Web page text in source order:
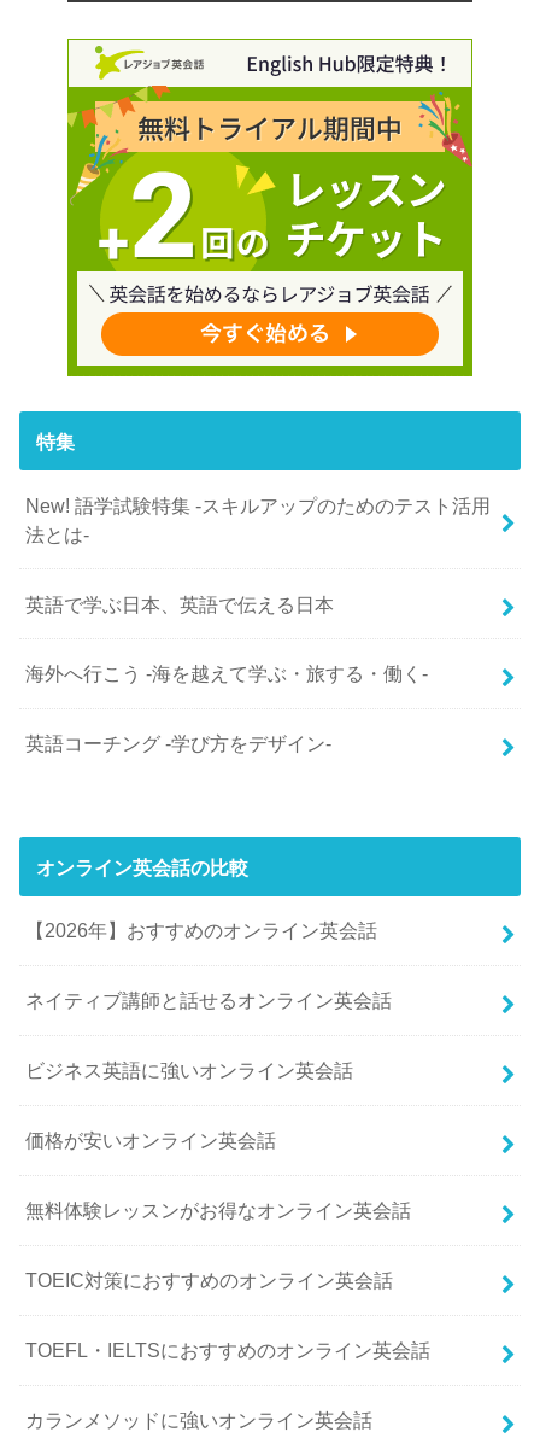
特集
New! 語学試験特集 -スキルアップのためのテスト活用
法とは-
英語で学ぶ日本、英語で伝える日本
海外へ行こう -海を越えて学ぶ・旅する・働く-
英語コーチング -学び方をデザイン-
オンライン英会話の比較
【2026年】おすすめのオンライン英会話
ネイティブ講師と話せるオンライン英会話
ビジネス英語に強いオンライン英会話
価格が安いオンライン英会話
無料体験レッスンがお得なオンライン英会話
TOEIC対策におすすめのオンライン英会話
TOEFL・IELTSにおすすめのオンライン英会話
カランメソッドに強いオンライン英会話